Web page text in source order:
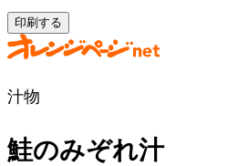
印刷する
汁物
鮭のみぞれ汁